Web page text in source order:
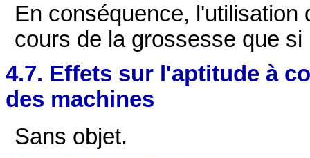
En conséquence,
cours de la grossesse que
4.7. Effets sur l'aptitude à
des machines
Sans objet.